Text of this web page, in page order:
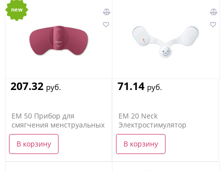
new
207.32 руб.
EM 50 Прибор для
смягчения менструальных
болей
В корзину
71.14 руб.
EM 20 Neck
Электростимулятор
В корзину